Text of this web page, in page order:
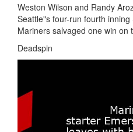
Weston Wilson and Randy
Seattle"s four-run fourth
Mariners salvaged one win on
Deadspin